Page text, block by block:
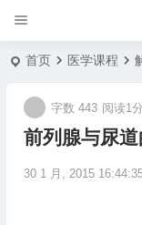
首页 医学课程
前列腺与尿
30 1 月, 2015
字数 443 阅读1